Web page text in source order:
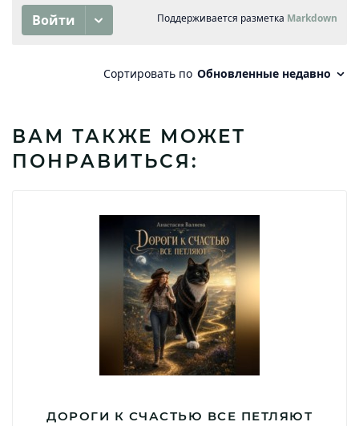
ВАМ ТАКЖЕ МОЖЕТ
ПОНРАВИТЬСЯ:
ДОРОГИ К СЧАСТЬЮ ВСЕ ПЕТЛЯЮТ